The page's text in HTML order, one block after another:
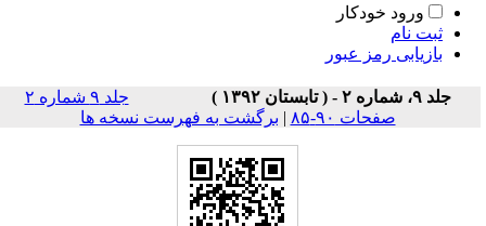
ورود خودکار
ثبت نام
بازیابی رمز عبور
جلد ۹، شماره ۲ - ( تابستان ۱۳۹۲ )
جلد ۹ شماره ۲
صفحات ۹۰-۸۵
| برگشت به فهرست نسخه ها